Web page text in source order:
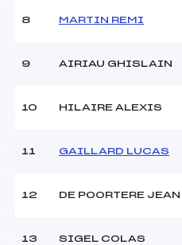
8 MARTIN REMI
9 AIRIAU GHISLAIN
10 HILAIRE ALEXIS
11 GAILLARD LUCAS
12 DE POORTERE JEAN
13 SIGEL COLAS